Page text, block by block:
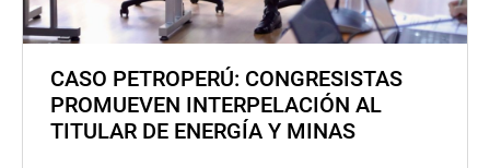
CASO PETROPERÚ: CONGRESISTAS
PROMUEVEN INTERPELACIÓN AL
TITULAR DE ENERGÍA Y MINAS